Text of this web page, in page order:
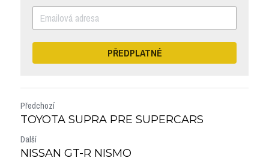
PŘEDPLATNÉ
Předchozí
TOYOTA SUPRA PRE SUPERCARS
Další
NISSAN GT-R NISMO